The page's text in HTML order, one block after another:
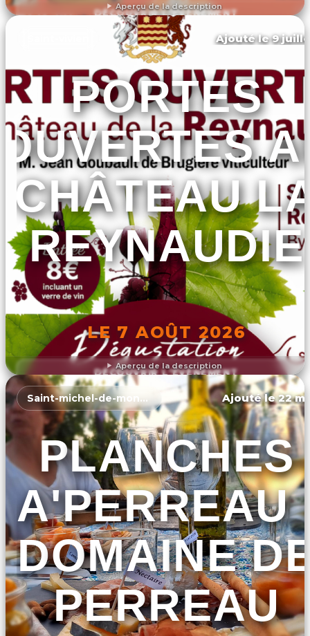
Aperçu de la description
DÉCOUVRIR L'ÉVÉNEMENT
Aperçu de la description
Ajouté le 9
PORTES
CHÂTEAU
REYNAUDIE
LE 7 AOÛT 2026
DÉCOUVRIR L'ÉVÉNEMENT
Saint-michel-de-montaigne Ajouté le 22
PLANCHES
A'PERREAU
DOMAINE
PERREAU